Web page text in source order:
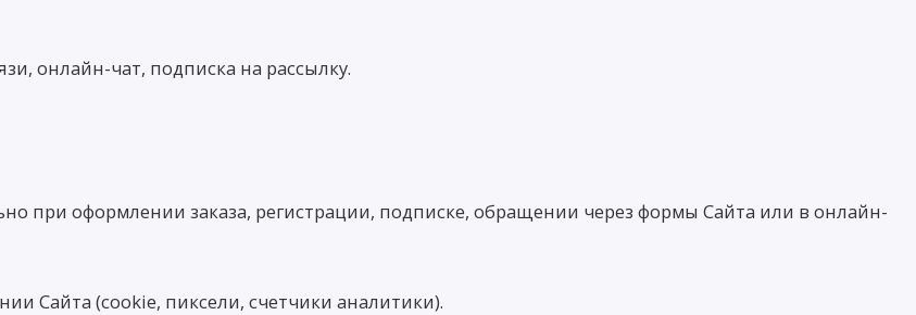
онлайн-чат, подписка на рассылку.
при оформлении заказа, регистрации, подписке, обращении через формы Сайта или в онлайн-
Сайта (cookie, пиксели, счетчики аналитики).